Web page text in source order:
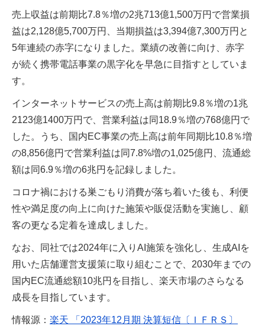
売上収益は前期比7.8％増の2兆713億1,500万円で営業損
益は2,128億5,700万円、当期損益は3,394億7,300万円と
5年連続の赤字になりました。業績の改善に向け、赤字
が続く携帯電話事業の黒字化を早急に目指すとしていま
す。
インターネットサービスの売上高は前期比9.8％増の1兆
2123億1400万円で、営業利益は同18.9％増の768億円で
した。うち、国内EC事業の売上高は前年同期比10.8％増
の8,856億円で営業利益は同7.8%増の1,025億円、流通総
額は同6.9％増の6兆円を記録しました。
コロナ禍における巣ごもり消費が落ち着いた後も、利便
性や満足度の向上に向けた施策や販促活動を実施し、顧
客の更なる定着を達成しました。
なお、同社では2024年に入りAI施策を強化し、生成AIを
用いた店舗運営支援策に取り組むことで、2030年までの
国内EC流通総額10兆円を目指し、楽天市場のさらなる
成長を目指しています。
情報源： 楽天 「2023年12月期 決算短信〔ＩＦＲＳ〕